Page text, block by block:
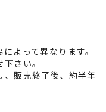
よって異なります。
さい。
、販売終了後、約半年